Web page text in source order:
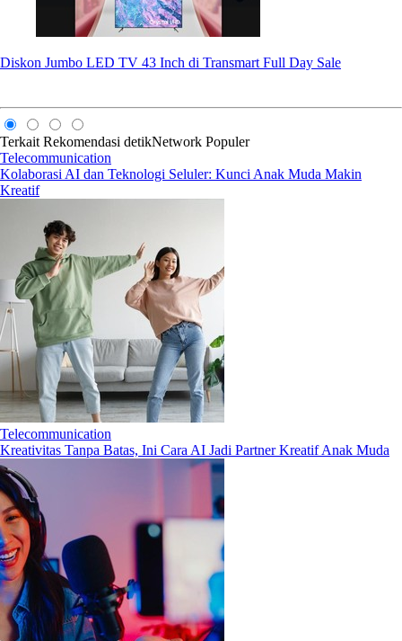
Diskon Jumbo LED TV 43 Inch di Transmart Full Day Sale
Terkait Rekomendasi detikNetwork Populer
Telecommunication
Kolaborasi AI dan Teknologi Seluler: Kunci Anak Muda Makin
Kreatif
Telecommunication
Kreativitas Tanpa Batas, Ini Cara AI Jadi Partner Kreatif Anak Muda